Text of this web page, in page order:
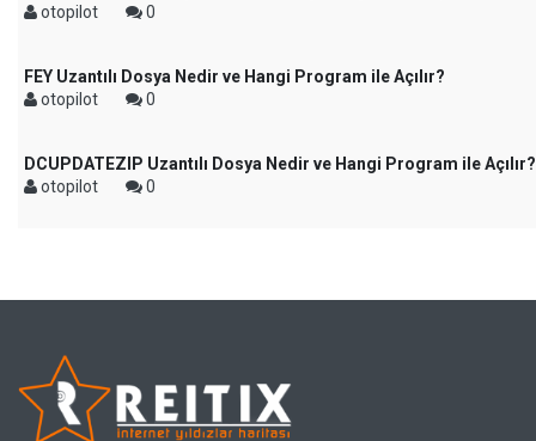
otopilot
0
FEY Uzantılı Dosya Nedir ve Hangi Program ile Açılır?
otopilot
0
DCUPDATEZIP Uzantılı Dosya Nedir ve Hangi Program ile Açılır?
otopilot
0